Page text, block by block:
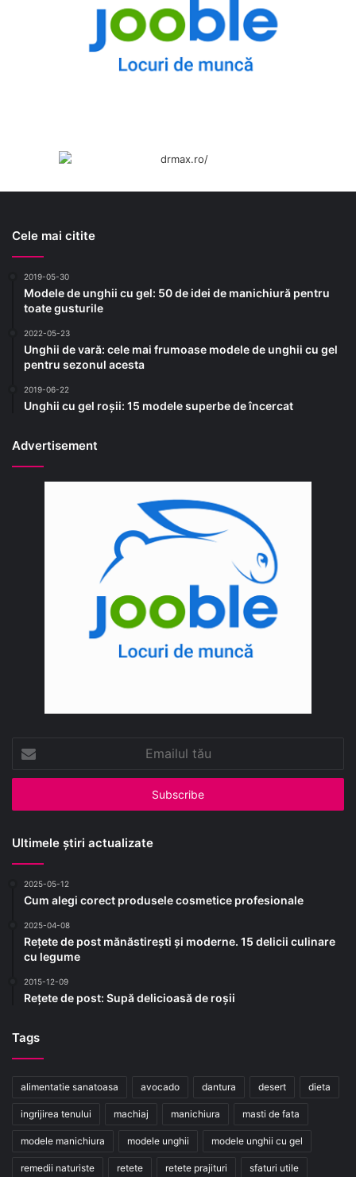
Cele mai citite
2019-05-30
Modele de unghii cu gel: 50 de idei de manichiură pentru
toate gusturile
2022-05-23
Unghii de vară: cele mai frumoase modele de unghii cu gel
pentru sezonul acesta
2019-06-22
Unghii cu gel roșii: 15 modele superbe de încercat
Advertisement
Emailul
tău
Ultimele știri actualizate
2025-05-12
Cum alegi corect produsele cosmetice profesionale
2025-04-08
Rețete de post mănăstirești și moderne. 15 delicii culinare
cu legume
2015-12-09
Rețete de post: Supă delicioasă de roșii
Tags
alimentatie sanatoasa avocado dantura desert dieta
ingrijirea tenului machiaj manichiura masti de fata
modele manichiura modele unghii modele unghii cu gel
remedii naturiste retete retete prajituri sfaturi utile